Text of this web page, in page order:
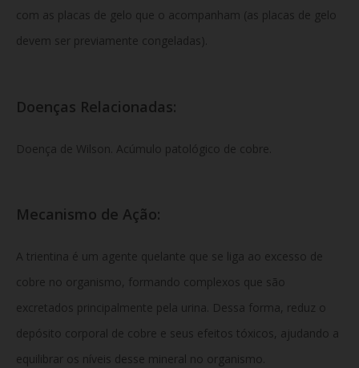
com as placas de gelo que o acompanham (as placas de gelo
devem ser previamente congeladas).
Doenças Relacionadas:
Doença de Wilson. Acúmulo patológico de cobre.
Mecanismo de Ação:
A trientina é um agente quelante que se liga ao excesso de
cobre no organismo, formando complexos que são
excretados principalmente pela urina. Dessa forma, reduz o
depósito corporal de cobre e seus efeitos tóxicos, ajudando a
equilibrar os níveis desse mineral no organismo.